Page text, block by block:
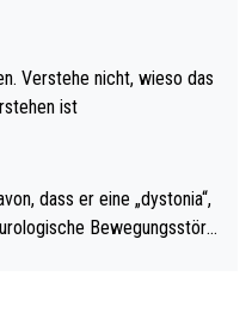
wundert mich: Luke Little
über Social Media GvV p
öfters mal gegen Ric
Verstehe nicht, wieso das
ist
dass er eine „dystonia“,
Bewegungsstöru